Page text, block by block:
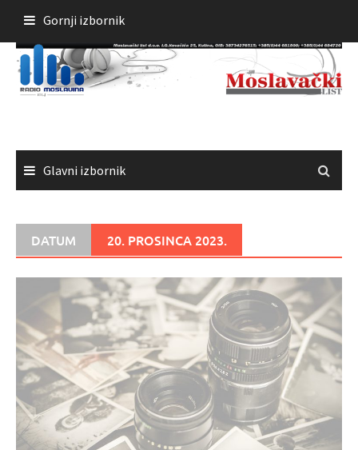
sadržaja
Gornji izbornik
Glavni izbornik
DATUM 20. PROSINCA 2023.